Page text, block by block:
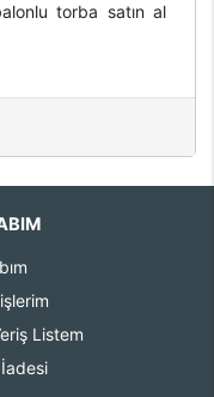
torba satın al
Listem